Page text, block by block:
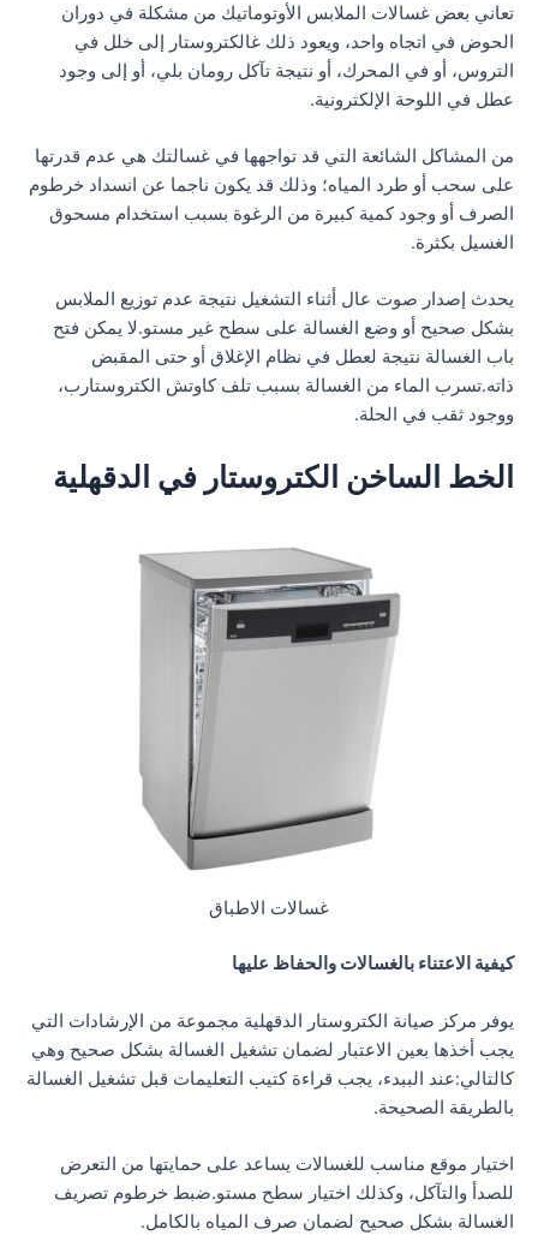
تعاني بعض غسالات الملابس الأوتوماتيك من مشكلة في دوران
الحوض في اتجاه واحد، ويعود ذلك غالكتروستار إلى خلل في
التروس، أو في المحرك، أو نتيجة تآكل رومان بلي، أو إلى وجود
عطل في اللوحة الإلكترونية.
من المشاكل الشائعة التي قد تواجهها في غسالتك هي عدم قدرتها
على سحب أو طرد المياه؛ وذلك قد يكون ناجما عن انسداد خرطوم
الصرف أو وجود كمية كبيرة من الرغوة بسبب استخدام مسحوق
الغسيل بكثرة.
يحدث إصدار صوت عال أثناء التشغيل نتيجة عدم توزيع الملابس
بشكل صحيح أو وضع الغسالة على سطح غير مستو.لا يمكن فتح
باب الغسالة نتيجة لعطل في نظام الإغلاق أو حتى المقبض
ذاته.تسرب الماء من الغسالة بسبب تلف كاوتش الكتروستارب،
ووجود ثقب في الحلة.
الخط الساخن الكتروستار في الدقهلية
غسالات الاطباق
كيفية الاعتناء بالغسالات والحفاظ عليها
يوفر مركز صيانة الكتروستار الدقهلية مجموعة من الإرشادات التي
يجب أخذها بعين الاعتبار لضمان تشغيل الغسالة بشكل صحيح وهي
كالتالي:عند الببدء، يجب قراءة كتيب التعليمات قبل تشغيل الغسالة
بالطريقة الصحيحة.
اختيار موقع مناسب للغسالات يساعد على حمايتها من التعرض
للصدأ والتآكل، وكذلك اختيار سطح مستو.ضبط خرطوم تصريف
الغسالة بشكل صحيح لضمان صرف المياه بالكامل.